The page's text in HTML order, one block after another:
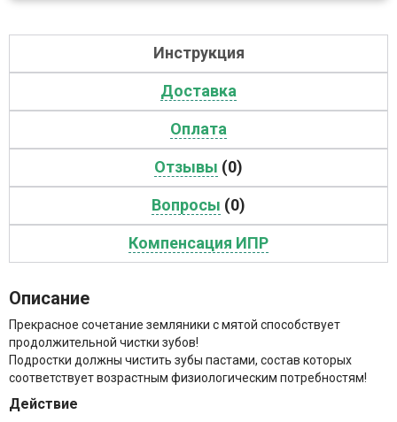
Инструкция
Доставка
Оплата
Отзывы (0)
Вопросы (0)
Компенсация ИПР
Описание
Прекрасное сочетание земляники с мятой способствует
продолжительной чистки зубов!
Подростки должны чистить зубы пастами, состав которых
соответствует возрастным физиологическим потребностям!
Действие